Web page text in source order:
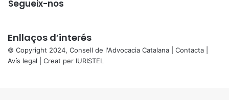
Segueix-nos
Enllaços d’interés
© Copyright 2024, Consell de l'Advocacia Catalana | Contacta
Avís legal | Creat per IURISTEL